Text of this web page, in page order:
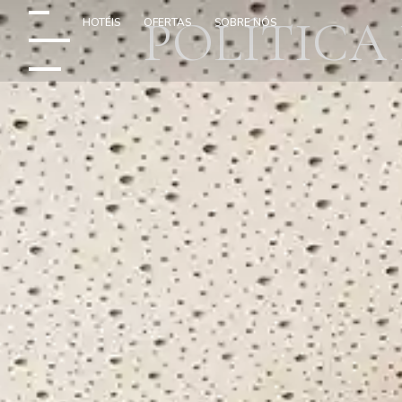
HOTÉIS OFERTAS SOBRE NÓS
POLÍTICA